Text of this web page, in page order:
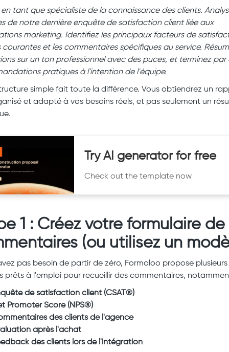
en tant que spécialiste de la connaissance des clients.
de notre dernière enquête de satisfaction client liée aux
marketing. Identifiez les principaux facteurs de
courantes et les commentaires spécifiques au service.
sur un ton professionnel avec des puces, et terminez par
pratiques à l'intention de l'équipe.
simple fait toute la différence. Vous obtiendrez un
et adapté à vos besoins réels, et pas seulement un
Try AI generator for free
Check out the template now
1 : Créez votre formulaire de
(ou utilisez un
pas besoin de partir de zéro, Formaloo propose plusieurs
prêts à l'emploi pour recueillir des commentaires,
de satisfaction client (CSAT®)
Promoter Score (NPS®)
des clients de l'agence
après l'achat
des clients lors de l'intégration